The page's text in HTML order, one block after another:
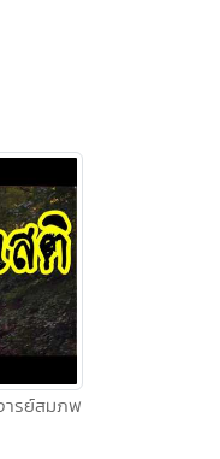
ารย์สมภพ